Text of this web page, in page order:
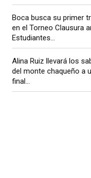
Boca busca su primer
en el Torneo Clausura
Estudiantes...
Alina Ruiz llevará los
del monte chaqueño a
final...